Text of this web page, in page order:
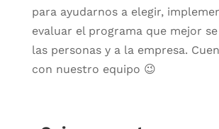
para ayudarnos a elegir,
evaluar el programa que mejor
las personas y a la empresa.
con nuestro equipo 😉